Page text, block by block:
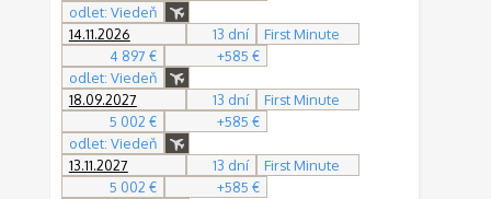
odlet: Viedeň
14.11.2026
13 dní
First Minute
4 897 €
+585 €
odlet: Viedeň
18.09.2027
13 dní
First Minute
5 002 €
+585 €
odlet: Viedeň
13.11.2027
13 dní
First Minute
5 002 €
+585 €